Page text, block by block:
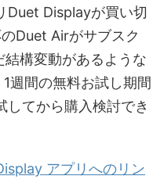
Duet Displayが買い切
Duet Airがサブスク
構変動があるような
週間の無料お試し期間
してから購入検討でき
アプリへのリン